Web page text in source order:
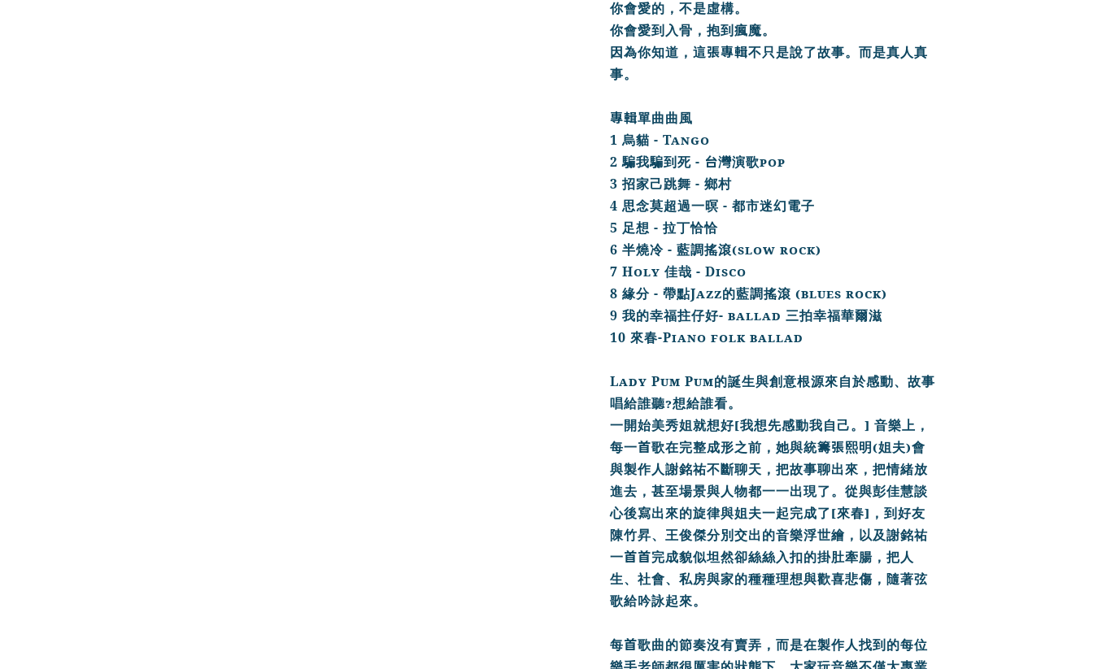
你會愛的，不是虛構。
你會愛到入骨，抱到瘋魔。
因為你知道，這張專輯不只是說了故事。而是真人真
事。
專輯單曲曲風
1 烏貓 - Tango
2騙我騙到死- 台灣演歌pop
3 招家己跳舞 - 鄉村
4 思念莫超過一暝 - 都市迷幻電子
5 足想 - 拉丁恰恰
6 半燒冷- 藍調搖滾(slow rock)
7 Holy 佳哉 - Disco
8 緣分- 帶點Jazz的藍調搖滾 (blues rock)
9 我的幸福拄仔好- ballad 三拍幸福華爾滋
10 來春-Piano folk ballad
Lady Pum Pum的誕生與創意根源來自於感動、故事
唱給誰聽?想給誰看。
一開始美秀姐就想好[我想先感動我自己。 ] 音樂上，
每一首歌在完整成形之前，她與統籌張熙明(姐夫)會
與製作人謝銘祐不斷聊天，把故事聊出來，把情緒放
進去， 甚至場景與人物都一一出現了。 從與彭佳慧談
心後寫出來的旋律與姐夫一起完成了[來春] ， 到好友
陳竹昇、王俊傑分別交出的音樂浮世繪， 以及謝銘祐
一首首完成貌似坦然卻絲絲入扣的掛肚牽腸，把人
生、 社會、私房與家的種種理想與歡喜悲傷，隨著弦
歌給吟詠起來。
每首歌曲的節奏沒有賣弄， 而是在製作人找到的每位